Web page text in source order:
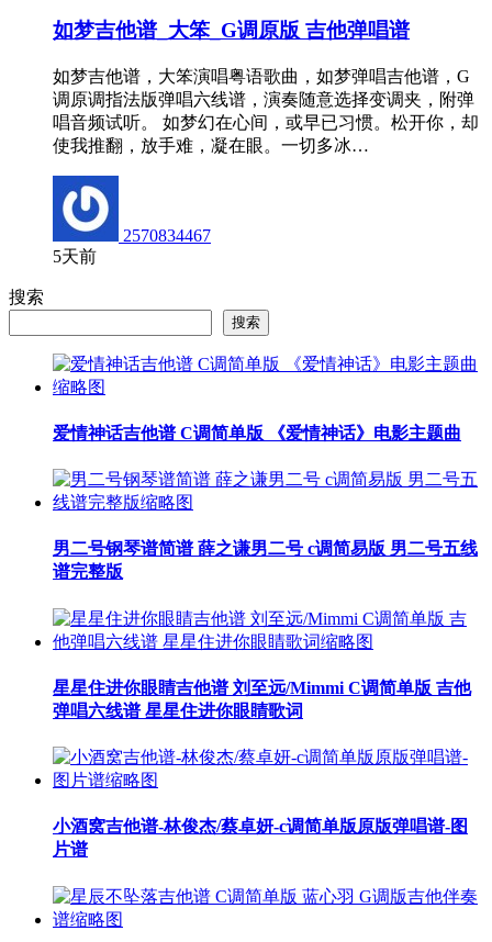
如梦吉他谱_大笨_G调原版 吉他弹唱谱
如梦吉他谱，大笨演唱粤语歌曲，如梦弹唱吉他谱，G
调原调指法版弹唱六线谱，演奏随意选择变调夹，附弹
唱音频试听。 如梦幻在心间，或早已习惯。松开你，却
使我推翻，放手难，凝在眼。一切多冰…
2570834467
5天前
搜索
搜索
爱情神话吉他谱 C调简单版 《爱情神话》电影主题曲
男二号钢琴谱简谱 薛之谦男二号 c调简易版 男二号五线
谱完整版
星星住进你眼睛吉他谱 刘至远/Mimmi C调简单版 吉他
弹唱六线谱 星星住进你眼睛歌词
小酒窝吉他谱-林俊杰/蔡卓妍-c调简单版原版弹唱谱-图
片谱